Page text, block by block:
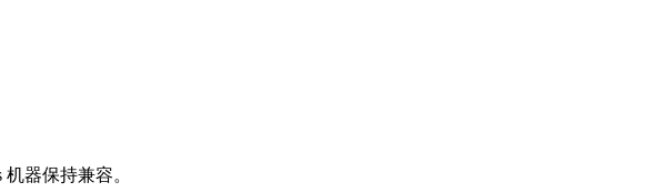
器保持兼容。